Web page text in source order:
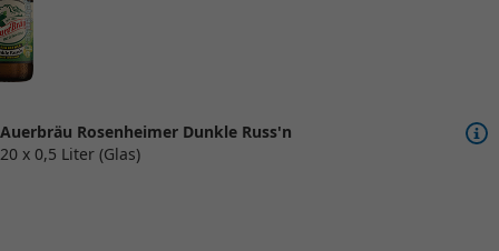
Auerbräu Rosenheimer Dunkle Russ'n
20 x 0,5 Liter (Glas)